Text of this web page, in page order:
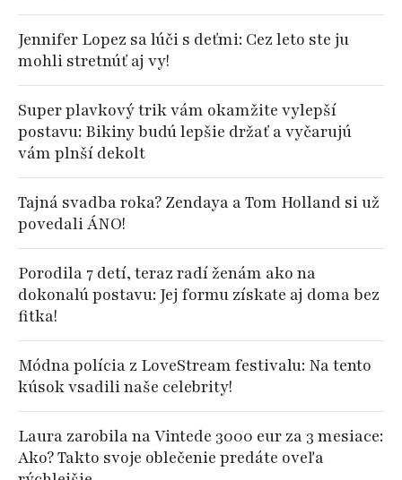
Jennifer Lopez sa lúči s deťmi: Cez leto ste ju
mohli stretnúť aj vy!
Super plavkový trik vám okamžite vylepší
postavu: Bikiny budú lepšie držať a vyčarujú
vám plnší dekolt
Tajná svadba roka? Zendaya a Tom Holland si už
povedali ÁNO!
Porodila 7 detí, teraz radí ženám ako na
dokonalú postavu: Jej formu získate aj doma bez
fitka!
Módna polícia z LoveStream festivalu: Na tento
kúsok vsadili naše celebrity!
Laura zarobila na Vintede 3000 eur za 3 mesiace:
Ako? Takto svoje oblečenie predáte oveľa